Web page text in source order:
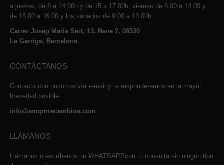
a jueves, de 8 a 14:00h y de 15 a 17:00h, viernes de 8:00 a 14:00 y
de 15:00 a 16:00 y los sábados de 9:00 a 13:00h.
Carrer Josep Maria Sert, 13, Nave 2, 08530
La Garriga, Barcelona
CONTÁCTANOS
Contacta con nosotros vía e-mail y te responderemos en la mayor
brevedad posible.
info@amqmrecambios.com
LLÁMANOS
Llámanos o escríbenos un WHATSAPPcon tu consulta sin ningún tipo